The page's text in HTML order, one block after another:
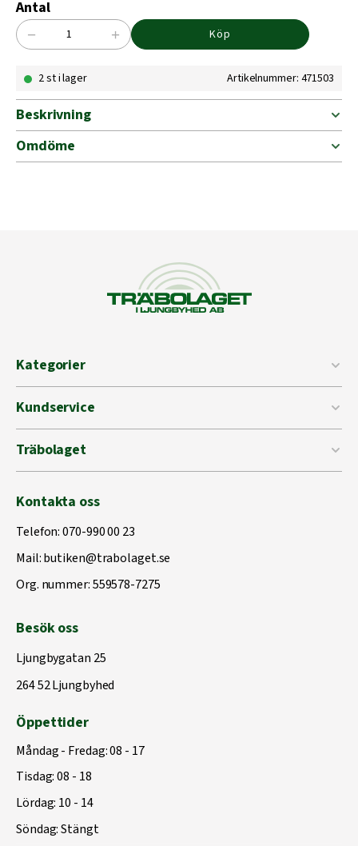
Antal
Adult
spannmålsfritt
15kg
− + Köp
2 st i lager Artikelnummer: 471503
Beskrivning
Omdöme
Kategorier
Kundservice
Träbolaget
Kontakta oss
Telefon:070-990 00 23
Mail:butiken@trabolaget.se
Org. nummer: 559578-7275
Besök oss
Ljungbygatan 25
264 52 Ljungbyhed
Öppettider
Måndag - Fredag: 08 - 17
Tisdag: 08 - 18
Lördag: 10 - 14
Söndag: Stängt